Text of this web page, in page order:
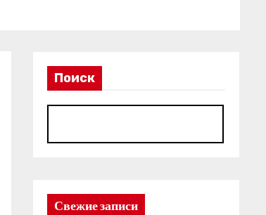
Поиск
Свежие записи